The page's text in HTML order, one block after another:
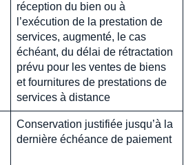
réception du bien ou à
l’exécution de la prestation de
services, augmenté, le cas
échéant, du délai de rétractation
prévu pour les ventes de biens
et fournitures de prestations de
services à distance
Conservation justifiée jusqu’à la
dernière échéance de paiement